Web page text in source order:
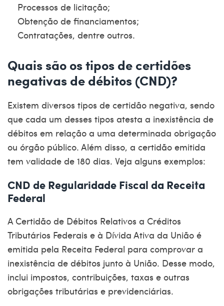
Processos de licitação;
Obtenção de financiamentos;
Contratações, dentre outros.
Quais são os tipos de certidões
negativas de débitos (CND)?
Existem diversos tipos de certidão negativa, sendo
que cada um desses tipos atesta a inexistência de
débitos em relação a uma determinada obrigação
ou órgão público. Além disso, a certidão emitida
tem validade de 180 dias. Veja alguns exemplos:
CND de Regularidade Fiscal da Receita
Federal
A Certidão de Débitos Relativos a Créditos
Tributários Federais e à Dívida Ativa da União é
emitida pela Receita Federal para comprovar a
inexistência de débitos junto à União. Desse modo,
inclui impostos, contribuições, taxas e outras
obrigações tributárias e previdenciárias.